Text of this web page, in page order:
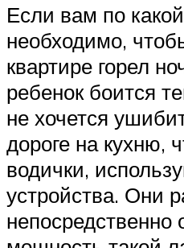
Если вам по
необходимо,
квартире горел
ребенок боится
не хочется
дороге на кухню,
водички,
устройства. Они
непосредственно